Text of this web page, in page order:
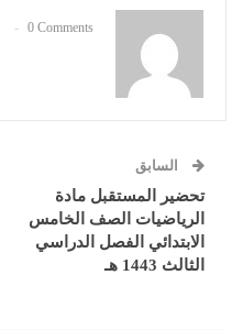
0 Comments
السابق
تحضير المستقبل مادة
الرياضيات الصف الخامس
الابتدائي الفصل الدراسي
الثالث 1443 هـ